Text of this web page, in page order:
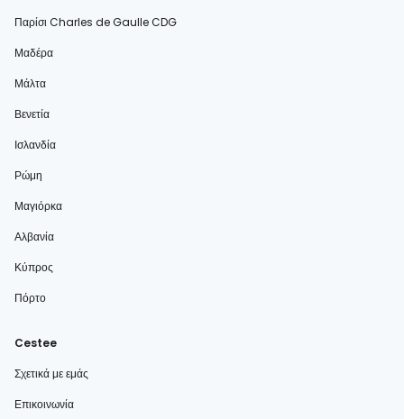
Παρίσι Charles de Gaulle CDG
Μαδέρα
Μάλτα
Βενετία
Ισλανδία
Ρώμη
Μαγιόρκα
Αλβανία
Κύπρος
Πόρτο
Cestee
Σχετικά με εμάς
Επικοινωνία